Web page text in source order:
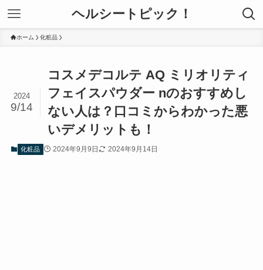
ヘルシートピック！
ホーム 化粧品
コスメデコルテ AQ ミリオリティ
フェイスパウダー nのおすすめし
ない人は？口コミからわかった悪
いデメリットも！
2024
9/14
化粧品 2024年9月9日 2024年9月14日